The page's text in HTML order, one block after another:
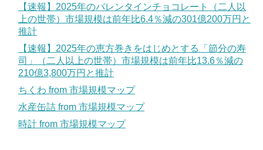
【速報】2025年のバレンタインチョコレート（二人以
上の世帯）市場規模は前年比6.4％減の301億200万円と
推計
【速報】2025年の恵方巻きをはじめとする「節分の寿
司」（二人以上の世帯）市場規模は前年比13.6％減の
210億3,800万円と推計
ちくわ from 市場規模マップ
水産缶詰 from 市場規模マップ
時計 from 市場規模マップ